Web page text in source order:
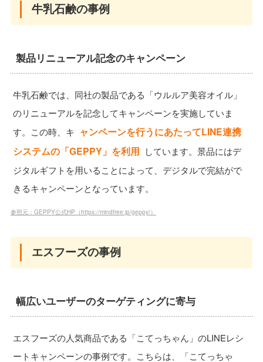
牛乳石鹸の事例
製品リニューアル記念のキャンペーン
牛乳石鹸では、同社の製品である「ウルルア美容オイル」
のリニューアルを記念してキャンペーンを実施していま
す。この時、キ ャンペーンを行うにあたってLINE連携
システムの「GEPPY」を利用 しています。景品にはデ
ジタルギフトを用いることによって、デジタルで完結がで
きるキャンペーンとなっています。
参照元：GEPPY公式HP（https://mindfree.jp/geppy/）
エスフーズの事例
幅広いユーザーのターゲティングに寄与
エスフーズの人気商品である「こてっちゃん」のLINEレシ
ートキャンペーンの事例です。こちらは、「こてっちゃ